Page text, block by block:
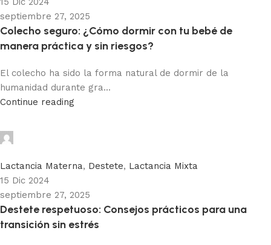
septiembre 27, 2025
Colecho seguro: ¿Cómo dormir con tu bebé de
manera práctica y sin riesgos?
El colecho ha sido la forma natural de dormir de la
humanidad durante gra...
Continue reading
Lactancia Materna, Destete, Lactancia Mixta
15 Dic 2024
septiembre 27, 2025
Destete respetuoso: Consejos prácticos para una
transición sin estrés